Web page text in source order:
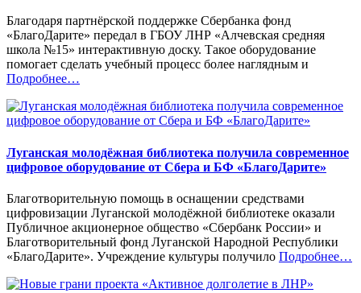
Благодаря партнёрской поддержке Сбербанка фонд
«БлагоДарите» передал в ГБОУ ЛНР «Алчевская средняя
школа №15» интерактивную доску. Такое оборудование
помогает сделать учебный процесс более наглядным и
Подробнее«%s»
…
Луганская молодёжная библиотека получила современное
цифровое оборудование от Сбера и БФ «БлагоДарите»
Благотворительную помощь в оснащении средствами
цифровизации Луганской молодёжной библиотеке оказали
Публичное акционерное общество «Сбербанк России» и
Благотворительный фонд Луганской Народной Республики
«БлагоДарите». Учреждение культуры получило Подробнее…